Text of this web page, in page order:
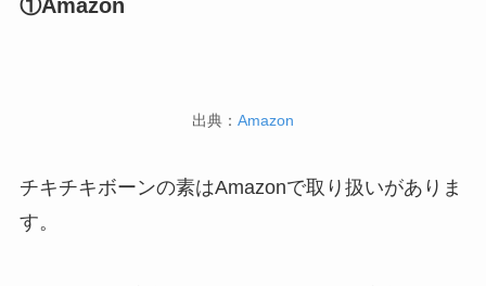
①Amazon
出典： Amazon
チキチキボーンの素はAmazonで取り扱いがありま
す。